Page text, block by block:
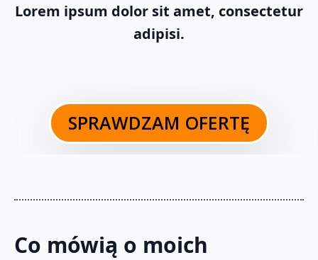
Lorem ipsum dolor sit amet, consectetur
adipisi.
SPRAWDZAM OFERTĘ
Co mówią o moich